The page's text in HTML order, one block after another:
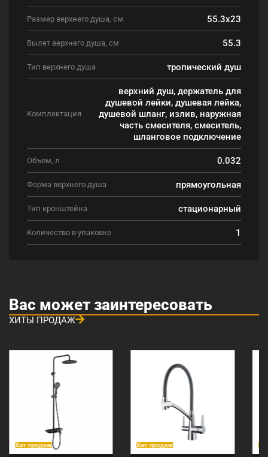
Размер верхнего душа, см 55.3x23
Вылет верхнего душа, см 55.3
Тип верхнего душа тропический душ
Комплектация
верхний душ, держатель для
душевой лейки, душевая лейка,
душевой шланг, излив, наружная
часть смесителя, смеситель,
шланговое подключение
Объем, л 0.032
Форма верхнего душа прямоугольная
Тип кронштейна стационарный
Количество в упаковке 1
Вас может заинтересовать
ХИТЫ ПРОДАЖ
Хит продаж Хит продаж